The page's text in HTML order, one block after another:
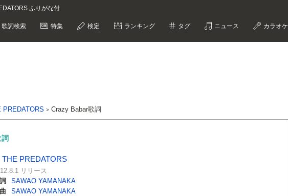
ふりがな付
歌詞検索 特集 検定 ランキング タグ ニュース カラオケ
PREDATORS Crazy Babar歌詞
THE PREDATORS
リリース
SAWAO YAMANAKA
SAWAO YAMANAKA